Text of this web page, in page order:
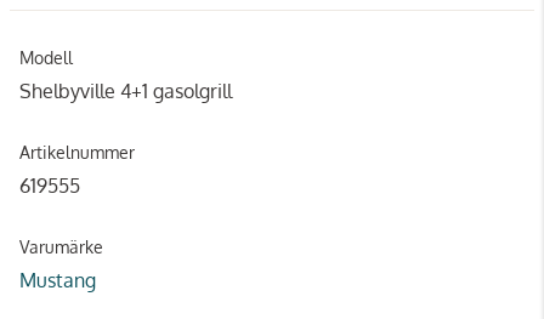
Modell
Shelbyville 4+1 gasolgrill
Artikelnummer
619555
Varumärke
Mustang